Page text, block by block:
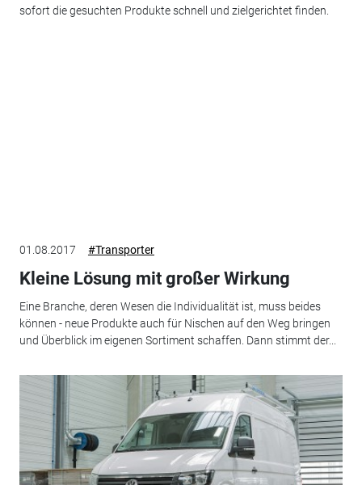
sofort die gesuchten Produkte schnell und zielgerichtet finden.
01.08.2017 #Transporter
Kleine Lösung mit großer Wirkung
Eine Branche, deren Wesen die Individualität ist, muss beides
können - neue Produkte auch für Nischen auf den Weg bringen
und Überblick im eigenen Sortiment schaffen. Dann stimmt der...